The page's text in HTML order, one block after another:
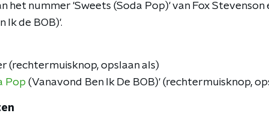
het nummer 'Sweets (Soda Pop)' van Fox Stevenson
Ik de BOB)'.
(rechtermuisknop, opslaan als)
Pop (Vanavond Ben Ik De BOB)' (rechtermuisknop,